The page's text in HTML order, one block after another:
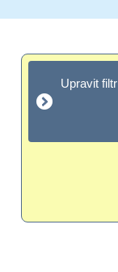
Upravit filtr
Upravit filtr